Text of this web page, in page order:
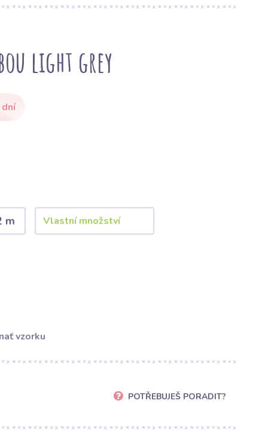
light grey
m
vzorku
POTŘEBUJEŠ PORADIT?